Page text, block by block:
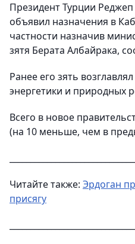
Президент Турции
объявил назначения в
частности назначив
зятя Берата Албайрака,
Ранее его зять
энергетики и природных
Всего в новое
(на 10 меньше, чем в
Читайте также: Эрдоган
присягу